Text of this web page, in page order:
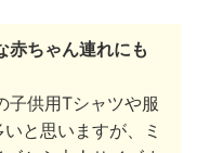
赤ちゃん連れにも
子供用Tシャツや服
と思いますが、ミ